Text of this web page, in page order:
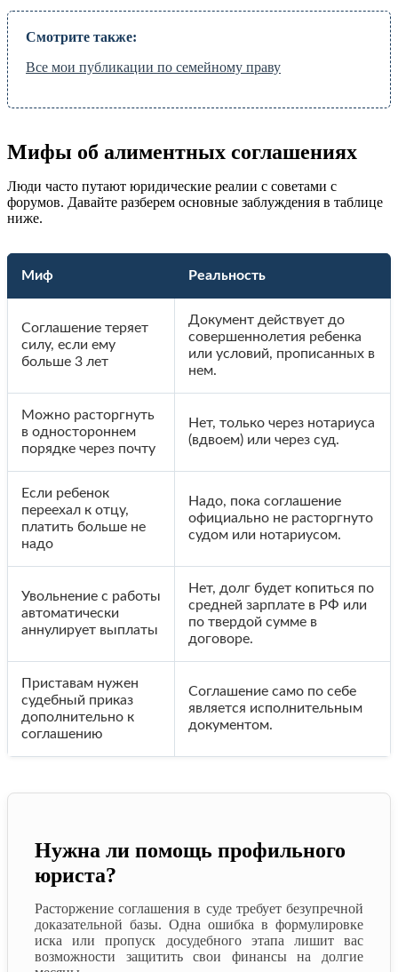
Смотрите также:
Все мои публикации по семейному праву
Мифы об алиментных соглашениях
Люди часто путают юридические реалии с советами с
форумов. Давайте разберем основные заблуждения в таблице
ниже.
Миф Реальность
Соглашение теряет
силу, если ему
больше 3 лет
Документ действует до
совершеннолетия ребенка
или условий, прописанных в
нем.
Можно расторгнуть
в одностороннем
порядке через почту
Нет, только через нотариуса
(вдвоем) или через суд.
Если ребенок
переехал к отцу,
платить больше не
надо
Надо, пока соглашение
официально не расторгнуто
судом или нотариусом.
Увольнение с работы
автоматически
аннулирует выплаты
Нет, долг будет копиться по
средней зарплате в РФ или
по твердой сумме в
договоре.
Приставам нужен
судебный приказ
дополнительно к
соглашению
Соглашение само по себе
является исполнительным
документом.
Нужна ли помощь профильного
юриста?
Расторжение соглашения в суде требует безупречной
доказательной базы. Одна ошибка в формулировке
иска или пропуск досудебного этапа лишит вас
возможности защитить свои финансы на долгие